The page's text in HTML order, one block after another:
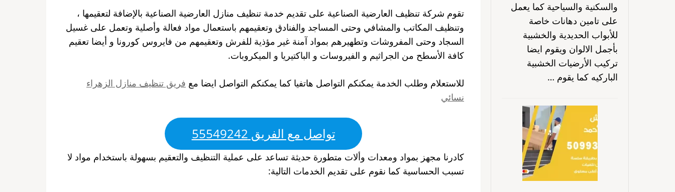
تقوم شركة تنظيف العارضية الصناعية على تقديم خدمة تنظيف منازل العارضية الصناعية بالإضافة لتعقيمها ،
وتنظيف المكاتب والمشافي وحتى المساجد والفنادق وتعقيمهم باستعمال مواد فعالة وأصلية وتعمل على غسيل
السجاد وحتى المفروشات وتطهيرهم بمواد آمنة غير مؤذية للفرش وتعقيمهم من فايروس كورونا و أيضا تعقيم
كافة الأسطح من الجراثيم و الفيروسات و الباكتيريا و الميكروبات.
للاستعلام وطلب الخدمة يمكنكم التواصل هاتفيا كما يمكنكم التواصل ايضا مع فريق تنظيف منازل الزهراء
نسائي
تواصل مع الفريق 55549242
كادرنا مجهز بمواد ومعدات وألات متطورة حديثة تساعد على عملية التنظيف والتعقيم بسهولة باستخدام مواد لا
تسبب الحساسية كما نقوم على تقديم الخدمات التالية:
والسكنية والسياحية كما يعمل
على تامين دهانات خاصة
للأبواب الحديدية والخشبية
بأجمل الالوان ويقوم ايضا
تركيب الأرضيات الخشبية
الباركيه كما يقوم …